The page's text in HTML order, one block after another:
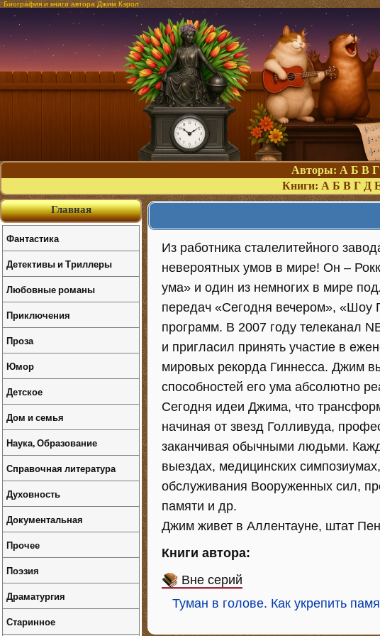
Биография и книги автора Джим Кэрол
Авторы: А Б В Г
Книги: А Б В Г Д
Из работника сталелитейного
невероятных умов в мире! Он –
ума» и один из немногих в мире
передач «Сегодня вечером», «Шоу
программ. В 2007 году телеканал
и пригласил принять участие в
мировых рекорда Гиннесса. Джим
способностей его ума абсолютно
Сегодня идеи Джима, что
начиная от звезд Голливуда,
заканчивая обычными людьми.
выездах, медицинских
обслуживания Вооруженных сил,
памяти и др.
Джим живет в Аллентауне, штат
Книги автора:
Вне серий
Туман в голове. Как укрепить
Главная
Фантастика
Детективы и Триллеры
Любовные романы
Приключения
Проза
Юмор
Детское
Дом и семья
Наука, Образование
Справочная литература
Духовность
Документальная
Прочее
Поэзия
Драматургия
Старинное